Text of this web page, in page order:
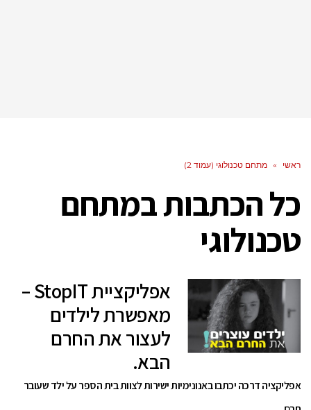
ראשי » מתחם טכנולוגי (עמוד 2)
כל הכתבות במתחם
טכנולוגי
אפליקציית StopIT –
מאפשרת לילדים
לעצור את החרם
הבא.
אפליקציה דרכה יכתבו באנונימיות ישירות לצוות בית הספר על ילד שעובר